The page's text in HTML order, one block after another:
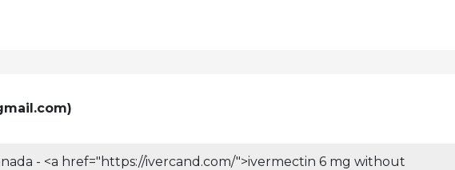
)
- <a href="https://ivercand.com/">ivermectin 6 mg without